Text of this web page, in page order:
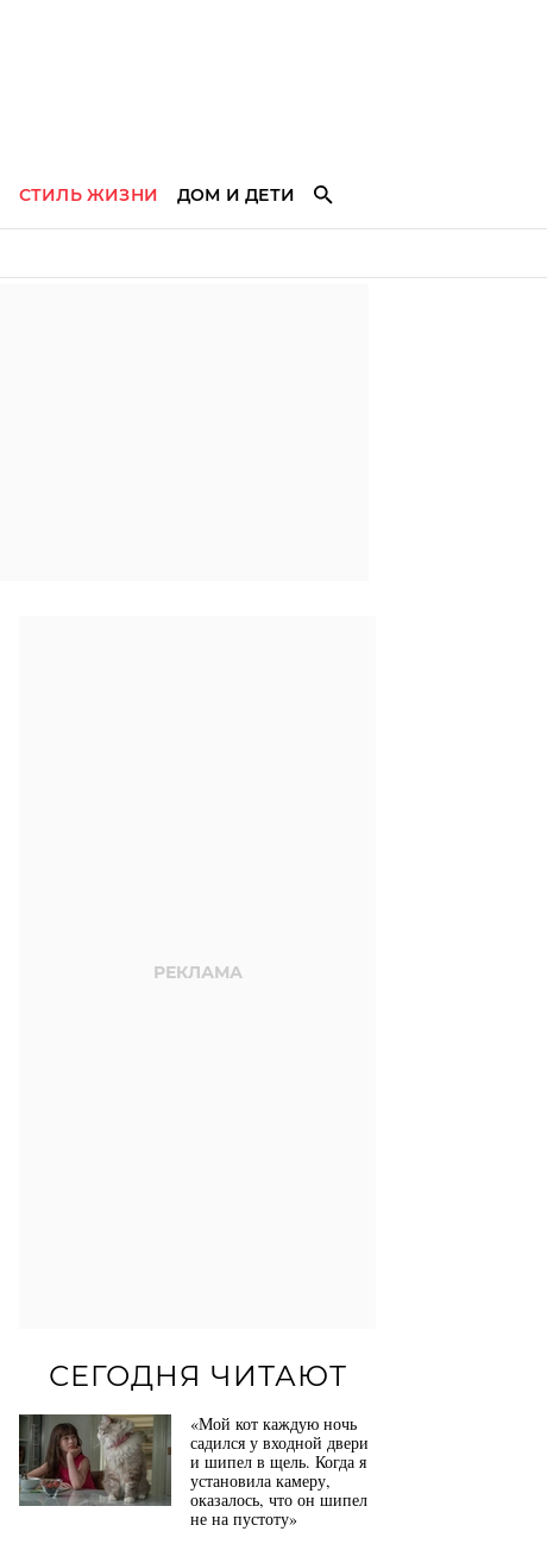
СТИЛЬ ЖИЗНИ ДОМ И ДЕТИ
СЕГОДНЯ ЧИТАЮТ
«Мой кот каждую ночь
садился у входной двери
и шипел в щель. Когда я
установила камеру,
оказалось, что он шипел
не на пустоту»